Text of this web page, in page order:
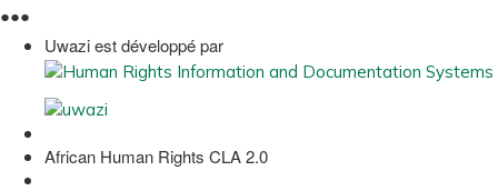
●●●
Uwazi est développé par
African Human Rights CLA 2.0